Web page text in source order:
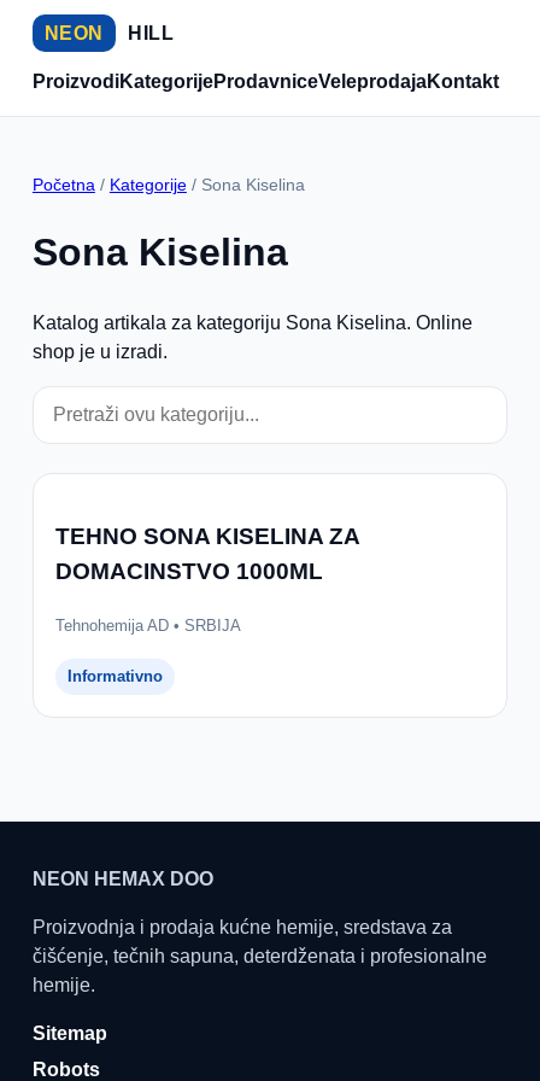
NEON HILL
ProizvodiKategorijeProdavniceVeleprodajaKontakt
Početna / Kategorije/ Sona Kiselina
Sona Kiselina
Katalog artikala za kategoriju Sona Kiselina. Online
shop je u izradi.
TEHNO SONA KISELINA ZA
DOMACINSTVO 1000ML
Tehnohemija AD • SRBIJA
Informativno
NEON HEMAX DOO
Proizvodnja i prodaja kućne hemije, sredstava za
čišćenje, tečnih sapuna, deterdženata i profesionalne
hemije.
Sitemap
Robots